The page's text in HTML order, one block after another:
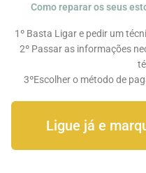
Como reparar os seus
1º Basta Ligar e pedir um
2º Passar as informações
3ºEscolher o método de
Ligue já e